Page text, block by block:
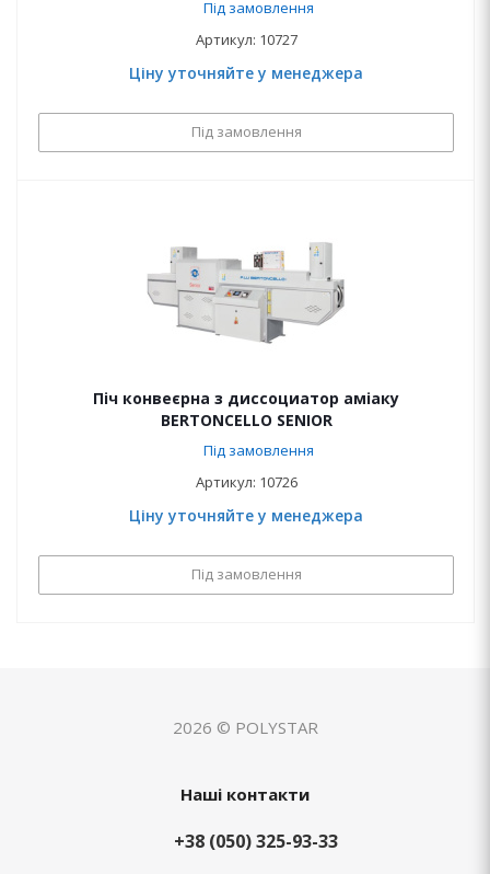
Під замовлення
Артикул: 10727
Ціну уточняйте у менеджера
Під замовлення
Піч конвеєрна з диссоциатор аміаку
BERTONCELLO SENIOR
Під замовлення
Артикул: 10726
Ціну уточняйте у менеджера
Під замовлення
2026 © POLYSTAR
Наші контакти
+38 (050) 325-93-33